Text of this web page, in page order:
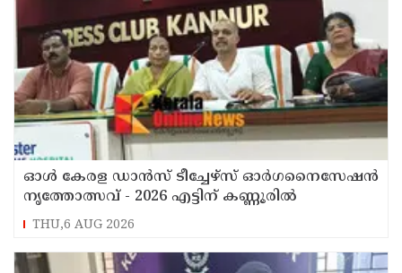
ഓൾ കേരള ഡാൻസ് ടീച്ചേഴ്സ് ഓർഗനൈസേഷൻ
നൃത്തോത്സവ് - 2026 എട്ടിന് കണ്ണൂരിൽ
THU,6 AUG 2026